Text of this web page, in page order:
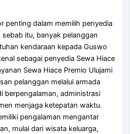
penting dalam memilih penyedia
itu, banyak pelanggan
kendaraan kepada Guswo
sebagai penyedia Sewa Hiace
Sewa Hiace Premio Ulujami
pelanggan melalui armada
berpengalaman, administrasi
menjaga ketepatan waktu.
pengalaman mengantar
mulai dari wisata keluarga,